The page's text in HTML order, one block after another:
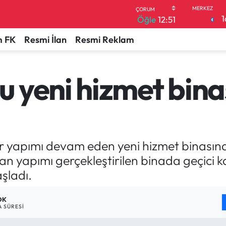
Öğle12:51
FK Resmi İlan Resmi Reklam
yeni hizmet
devam eden yeni hizmet
yapımı gerçekleştirilen binada geçici
SÜRESI